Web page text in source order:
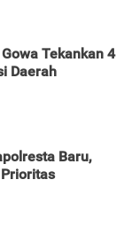
Tekankan 4
Daerah
Baru,